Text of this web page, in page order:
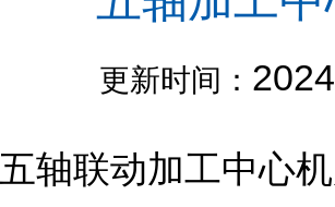
更新时间：
联动加工中心机